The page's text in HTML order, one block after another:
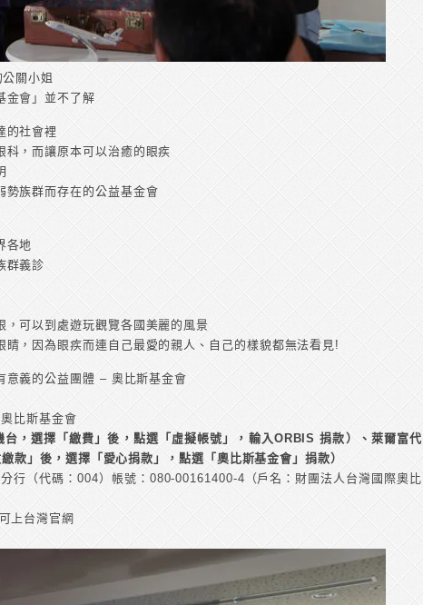
關小姐
金會」並不了解
的社會裡
科，而讓原本可以治癒的眼疾
勢族群而存在的公益基金會
各地
群義診
可以到處遊玩觀覽各國美麗的風景
，因為眼疾而連自己最愛的親人、自己的樣貌都無法看見!
意義的公益團體 – 奧比斯基金會
比斯基金會
，選擇「繳費」後，點選「虛擬帳號」，輸入ORBIS 捐款）、萊爾富代
款」後，選擇「愛心捐款」，點選「奧比斯基金會」捐款）
分行（代碼：004）帳號：080-00161400-4（戶名：財團法人台灣國際奧比
上台灣官網